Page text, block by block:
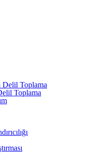
Delil Toplama
Toplama